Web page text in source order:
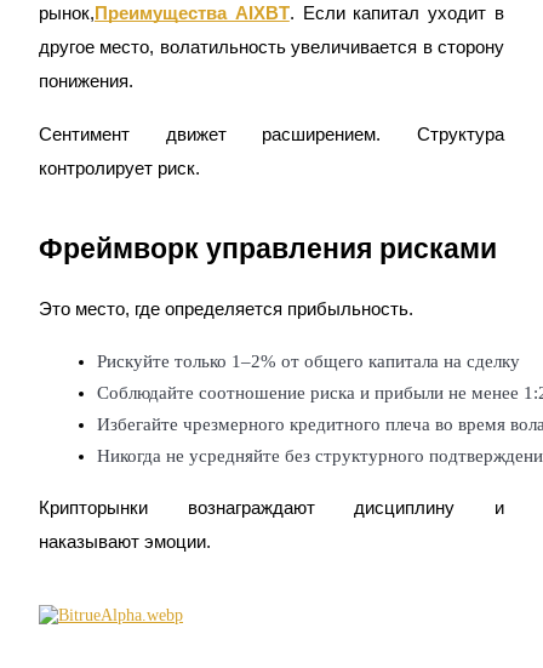
Deposit & Trade BTC to Share 25000 USDT prize pool!
Share 500000 CASHCAT prize pool
Register & Trade to Win 500,000 USDT
рынок, Преимущества AIXBT. Если капитал уходит в
другое место, волатильность увеличивается в сторону
понижения.
Сентимент движет расширением. Структура
контролирует риск.
Фреймворк управления рисками
Это место, где определяется прибыльность.
Рискуйте только 1–2% от общего капитала на сделку
Соблюдайте соотношение риска и прибыли не менее
Избегайте чрезмерного кредитного плеча во время
Никогда не усредняйте без структурного
Крипторынки вознаграждают дисциплину и
наказывают эмоции.